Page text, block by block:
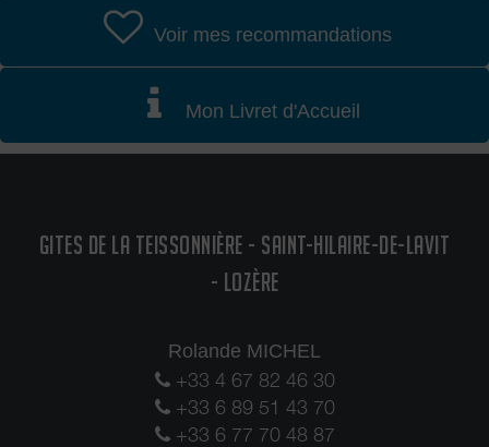
Voir mes recommandations
Mon Livret d'Accueil
GITES DE LA TEISSONNIÈRE - SAINT-HILAIRE-DE-LAVIT
- LOZÈRE
Rolande MICHEL
+33 4 67 82 46 30
+33 6 89 51 43 70
+33 6 77 70 48 87